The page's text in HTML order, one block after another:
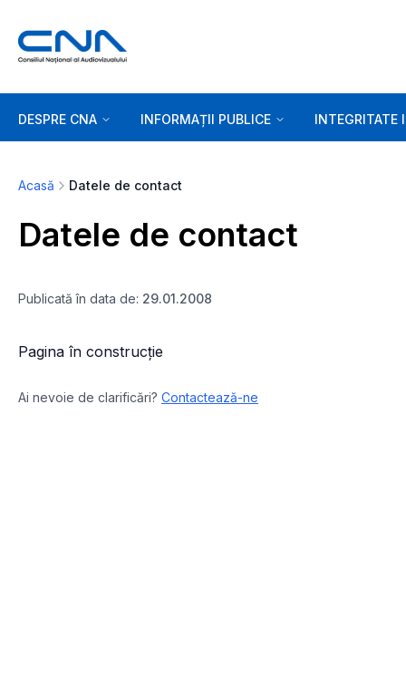
DESPRE CNA INFORMAȚII PUBLICE INTEGRITATE
Acasă Datele de contact
Datele de contact
Publicată în data de: 29.01.2008
Pagina în construcție
Ai nevoie de clarificări? Contactează-ne